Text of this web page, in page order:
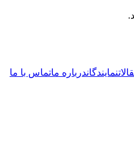
نمایندگاندرباره ماتماس با ما